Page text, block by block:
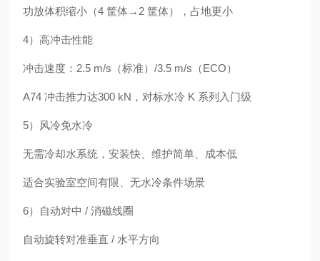
功放体积缩小（4 筐体→2 筐体），占地更小
4）高冲击性能
冲击速度：2.5 m/s（标准）/3.5 m/s（ECO）
A74 冲击推力达300 kN，对标水冷 K 系列入门级
5）风冷免水冷
无需冷却水系统，安装快、维护简单、成本低
适合实验室空间有限、无水冷条件场景
6）自动对中 / 消磁线圈
自动旋转对准垂直 / 水平方向